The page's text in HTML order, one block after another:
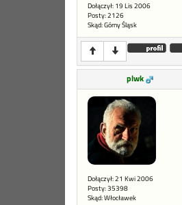
Dołączył: 19 Lis 2006
Posty: 2126
Skąd: Górny Śląsk
plwk
Dołączył: 21 Kwi 2006
Posty: 35398
Skąd: Włocławek